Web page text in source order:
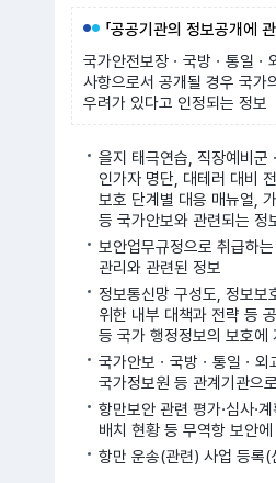
「공공기관의 정보공개에
국가안전보장ㆍ국방ㆍ통일ㆍ
사항으로서 공개될 경우 국가
우려가 있다고 인정되는 정보
을지 태극연습, 직장예비군
인가자 명단, 대테러 대비
보호 단계별 대응 매뉴얼,
등 국가안보와 관련되는 정
보안업무규정으로 취급하
관리와 관련된 정보
정보통신망 구성도, 정보보
위한 내부 대책과 전략 등
등 국가 행정정보의 보호에
국가안보ㆍ국방ㆍ통일ㆍ외
국가정보원 등 관계기관으
항만보안 관련 평가·심사·
배치 현황 등 무역항 보안에
항만 운송(관련) 사업 등록(